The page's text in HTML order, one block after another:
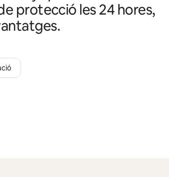
protecció les 24 hores,